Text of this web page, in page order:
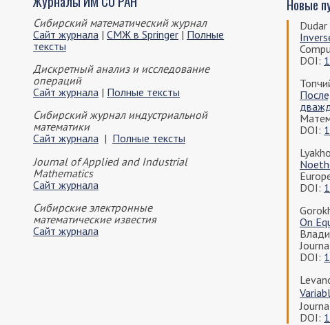
Новые
Dudar
DOI:
DOI:
DOI:
On
DOI:
DOI:
Сибирский математический журнал
Сайт журнала | СМЖ в Springer | Полные
тексты
Дискретный анализ и исследование
операций
Сайт журнала | Полные тексты
Сибирский журнал индустриальной
математики
Сайт журнала | Полные тексты
Journal of Applied and Industrial
Mathematics
Сайт журнала
Сибирские электронные
математические известия
Сайт журнала